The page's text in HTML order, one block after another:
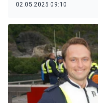
02.05.2025 09:10